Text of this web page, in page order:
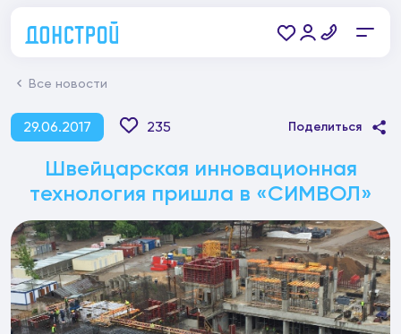
Все новости
29.06.2017 235 Поделиться
Швейцарская инновационная
технология пришла в «СИМВОЛ»